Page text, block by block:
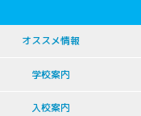
オススメ情報
学校案内
入校案内